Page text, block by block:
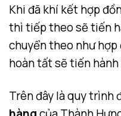
Khi đã khí kết hợp
thì tiếp theo sẽ tiến
chuyển theo như
hoàn tất sẽ tiến
Trên đây là quy trình